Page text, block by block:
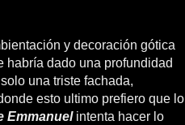
y decoración gótica
habría dado una profundidad
una triste fachada,
esto ultimo prefiero que lo
Emmanuelintenta hacer lo